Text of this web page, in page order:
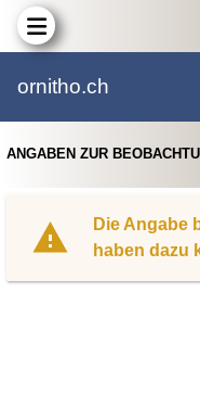
ornitho.ch
ANGABEN ZUR
Die Angabe
haben dazu